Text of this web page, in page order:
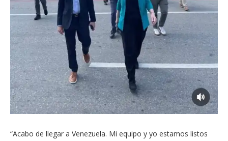
“Acabo de llegar a Venezuela. Mi equipo y yo estamos listos